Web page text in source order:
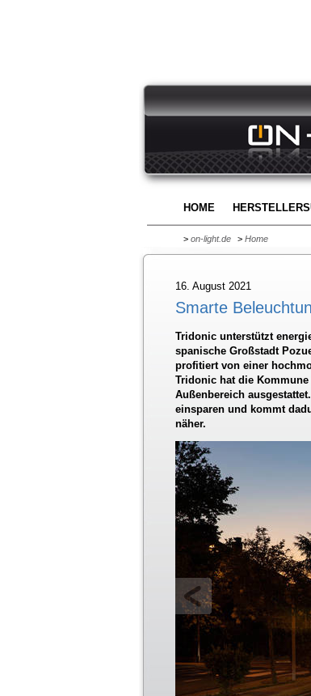
HOME
> on-light.de > Home
16. August 2021
Smarte
Tridonic unterstützt
spanische Großstadt
profitiert von einer
Tridonic hat die
Außenbereich
einsparen und kommt
näher.